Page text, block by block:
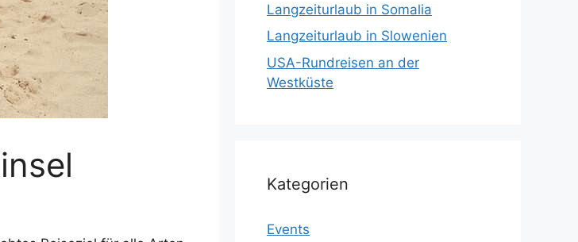
Langzeiturlaub in Somalia
Langzeiturlaub in Slowenien
USA-Rundreisen an der
Westküste
Kategorien
Events